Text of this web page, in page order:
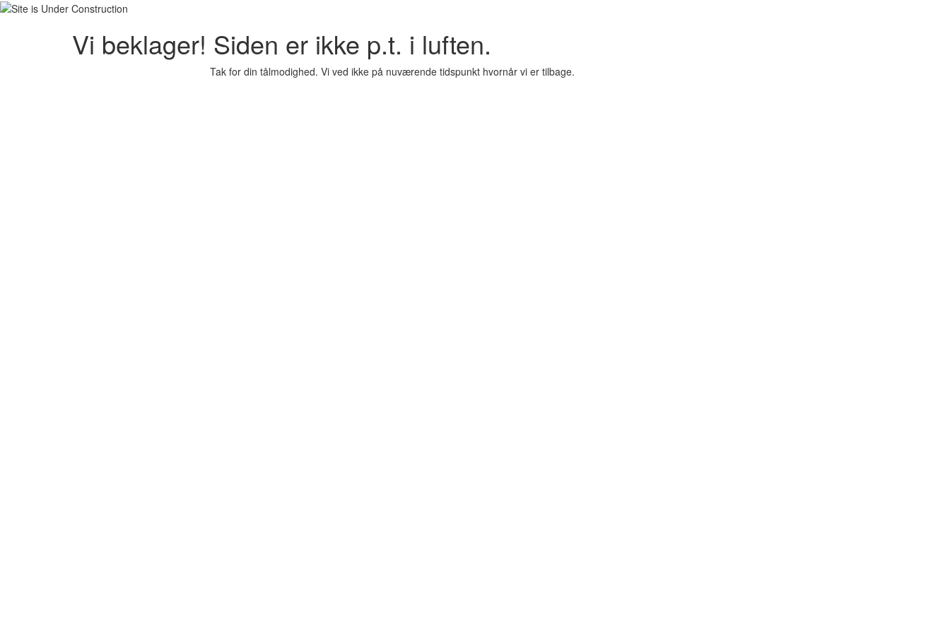
Vi beklager! Siden er ikke p.t. i luften.
Tak for din tålmodighed. Vi ved ikke på nuværende tidspunkt hvornår vi er tilbage.